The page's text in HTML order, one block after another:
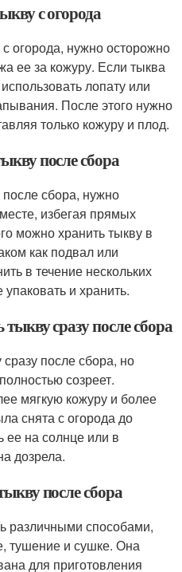
с огорода
огорода, нужно осторожно
ее за кожуру. Если тыква
лопату или
После этого нужно
только кожуру и плод.
после сбора
сбора, нужно
избегая прямых
можно хранить тыкву в
как подвал или
в течение нескольких
и хранить.
сразу после сбора
после сбора, но
созреет.
мягкую кожуру и более
снята с огорода до
ее на солнце или в
дозрела.
после сбора
различными способами,
тушение и сушке. Она
для приготовления